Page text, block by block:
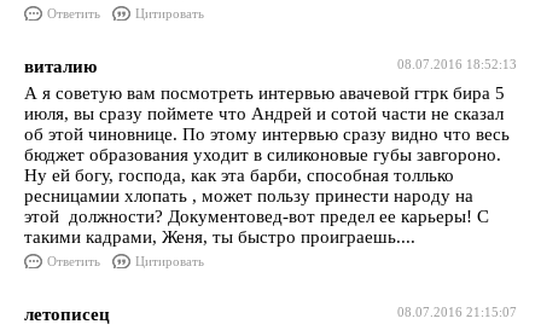
Ответить Цитировать
08.07.2016 18:52:13
виталию
А я советую вам посмотреть интервью авачевой гтрк бира 5
июля, вы сразу поймете что Андрей и сотой части не сказал
об этой чиновнице. По этому интервью сразу видно что весь
бюджет образования уходит в силиконовые губы завгороно.
Ну ей богу, господа, как эта барби, способная толлько
ресницамии хлопать , может пользу принести народу на
этой должности? Документовед-вот предел ее карьеры! С
такими кадрами, Женя, ты быстро проиграешь....
Ответить Цитировать
08.07.2016 21:15:07
летописец